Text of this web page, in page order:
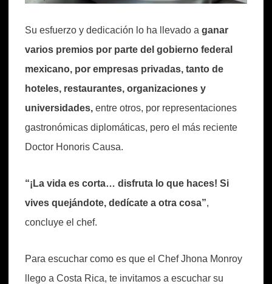
Su esfuerzo y dedicación lo ha llevado a ganar
varios premios por parte del gobierno federal
mexicano, por empresas privadas, tanto de
hoteles, restaurantes, organizaciones y
universidades, entre otros, por representaciones
gastronómicas diplomáticas, pero el más reciente
Doctor Honoris Causa.
“¡La vida es corta… disfruta lo que haces! Si
vives quejándote, dedícate a otra cosa”,
concluye el chef.
Para escuchar como es que el Chef Jhona Monroy
llego a Costa Rica, te invitamos a escuchar su